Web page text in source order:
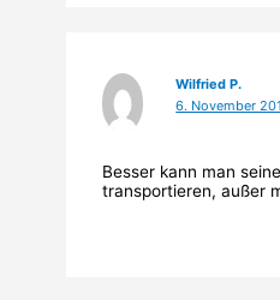
Wilfried P.
6. November
Besser kann man
transportieren, außer